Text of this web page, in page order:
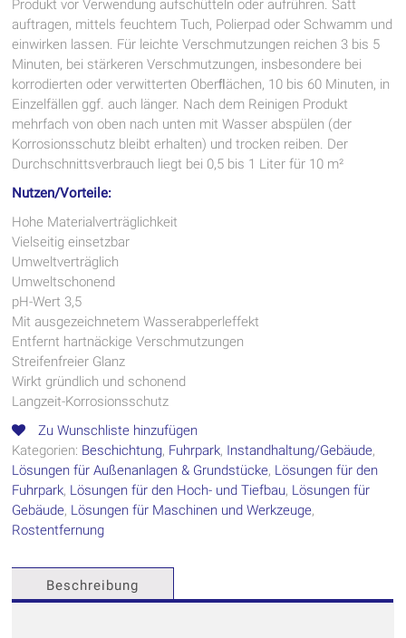
Produkt vor Verwendung aufschütteln oder aufrühren. Satt
auftragen, mittels feuchtem Tuch, Polierpad oder Schwamm und
einwirken lassen. Für leichte Verschmutzungen reichen 3 bis 5
Minuten, bei stärkeren Verschmutzungen, insbesondere bei
korrodierten oder verwitterten Oberﬂächen, 10 bis 60 Minuten, in
Einzelfällen ggf. auch länger. Nach dem Reinigen Produkt
mehrfach von oben nach unten mit Wasser abspülen (der
Korrosionsschutz bleibt erhalten) und trocken reiben. Der
Durchschnittsverbrauch liegt bei 0,5 bis 1 Liter für 10 m²
Nutzen/Vorteile:
Hohe Materialverträglichkeit
Vielseitig einsetzbar
Umweltverträglich
Umweltschonend
pH-Wert 3,5
Mit ausgezeichnetem Wasserabperleffekt
Entfernt hartnäckige Verschmutzungen
Streifenfreier Glanz
Wirkt gründlich und schonend
Langzeit-Korrosionsschutz
Zu Wunschliste hinzufügen
Kategorien: Beschichtung, Fuhrpark, Instandhaltung/Gebäude,
Lösungen für Außenanlagen & Grundstücke, Lösungen für den
Fuhrpark, Lösungen für den Hoch- und Tiefbau, Lösungen für
Gebäude, Lösungen für Maschinen und Werkzeuge,
Rostentfernung
Beschreibung